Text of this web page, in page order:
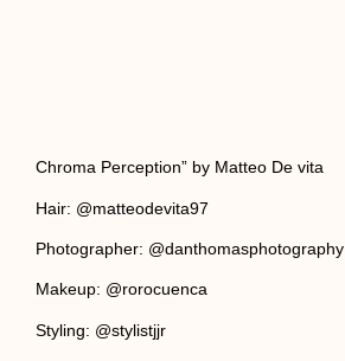
Chroma Perception” by Matteo De vita
Hair: @matteodevita97
Photographer: @danthomasphotography
Makeup: @rorocuenca
Styling: @stylistjjr